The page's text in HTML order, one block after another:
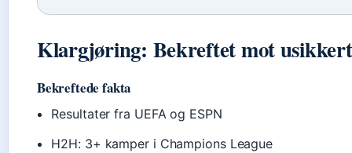
Klargjøring: Bekreftet mot usikkert
Bekreftede fakta
Resultater fra UEFA og ESPN
H2H: 3+ kamper i Champions League